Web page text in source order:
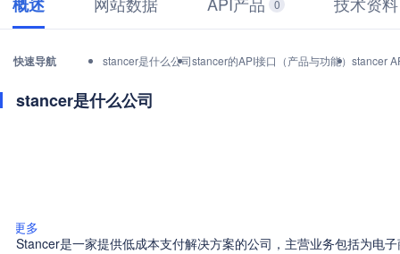
0
快速导航 stancer是什么公司stancer的API接口（产品与功能） stancer
stancer是什么公司
更多
Stancer是一家提供低成本支付解决方案的公司，主营业务包括为电